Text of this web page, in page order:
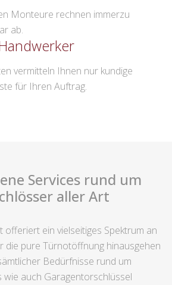
Monteure rechnen immerzu
ab.
vermitteln Ihnen nur kundige
für Ihren Auftrag.
Services rund um
aller Art
offeriert ein vielseitiges Spektrum an
die pure Türnotöffnung hinausgehen
Bedürfnisse rund um
auch Garagentorschlüssel